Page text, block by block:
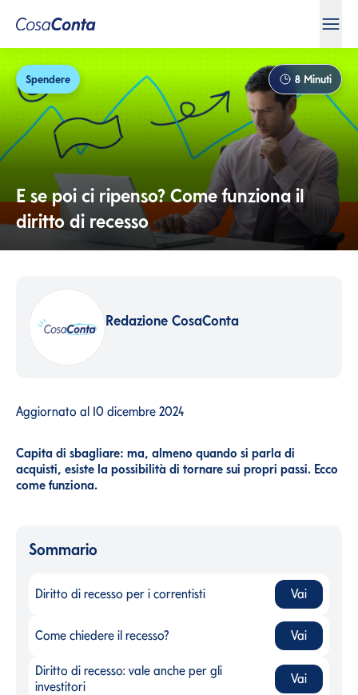
Spendere 8 Minuti
E se poi ci ripenso? Come funziona il
diritto di recesso
Redazione CosaConta
Aggiornato al 10 dicembre 2024
Capita di sbagliare: ma, almeno quando si parla di
acquisti, esiste la possibilità di tornare sui propri passi. Ecco
come funziona.
Sommario
Diritto di recesso per i correntisti-
Diritto di recesso per i correntisti Vai
Come chiedere il recesso?
Come chiedere il recesso? Vai
Diritto di recesso: vale anche per gli investitori -
Diritto di recesso: vale anche per gli
investitori
Vai